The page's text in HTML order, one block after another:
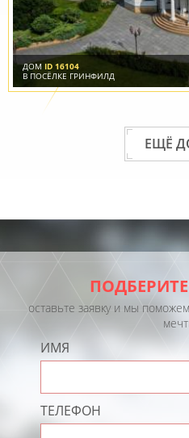
ДОМ ID 16104
В ПОСЁЛКЕ ГРИНФИЛД
ЕЩЁ
оставьте заявку и мы
ИМЯ
ТЕЛЕФОН